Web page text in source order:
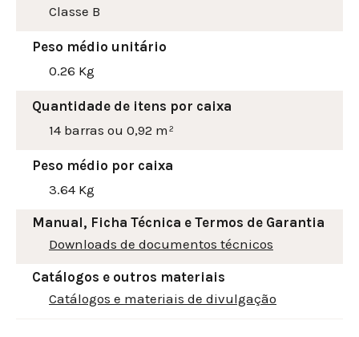
Classe B
Peso médio unitário
0.26 Kg
Quantidade de itens por caixa
14 barras ou 0,92 m²
Peso médio por caixa
3.64 Kg
Manual, Ficha Técnica e Termos de Garantia
Downloads de documentos técnicos
Catálogos e outros materiais
Catálogos e materiais de divulgação